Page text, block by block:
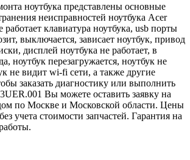
ноутбука представлены основные
неисправностей ноутбука Acer
клавиатура ноутбука, usb порты
выключается, зависает ноутбук, привод
дисплей ноутбука не работает, в
ноутбук перезагружается, ноутбук не
не видит wi-fi сети, а также другие
заказать диагностику или выполнить
Вы можете оставить заявку на
по Москве и Московской области. Цены
учета стоимости запчастей. Гарантия на